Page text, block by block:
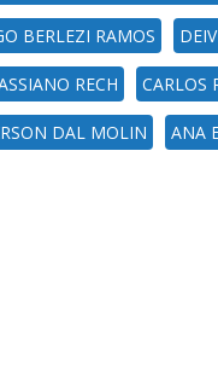
BERLEZI RAMOS
RECH CARLOS
DAL MOLIN ANA